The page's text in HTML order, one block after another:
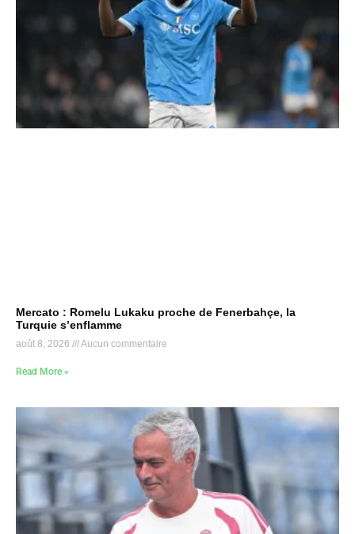
Mercato : Romelu Lukaku proche de Fenerbahçe, la
Turquie s’enflamme
août 8, 2026 Aucun commentaire
Read More »